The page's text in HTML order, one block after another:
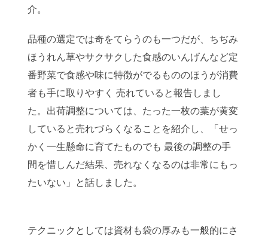
介。
品種の選定では奇をてらうのも一つだが、ちぢみ
ほうれん草やサクサクした食感のいんげんなど定
番野菜で食感や味に特徴がでるもののほうが消費
者も手に取りやすく 売れていると報告しまし
た。出荷調整については、たった一枚の葉が黄変
していると売れづらくなることを紹介し、「せっ
かく一生懸命に育てたものでも 最後の調整の手
間を惜しんだ結果、売れなくなるのは非常にもっ
たいない」と話しました。
テクニックとしては資材も袋の厚みも一般的にさ